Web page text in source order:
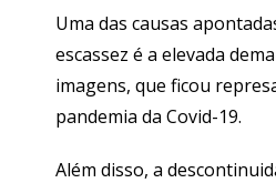
Uma das causas
escassez é a elevada
imagens, que ficou
pandemia da Covid-19.
Além disso, a